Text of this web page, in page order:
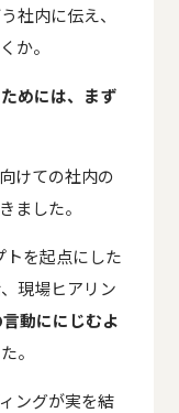
社内に伝え、
か。
めには、まず
けての社内の
ました。
を起点にした
現場ヒアリン
動ににじむよ
。
ングが実を結